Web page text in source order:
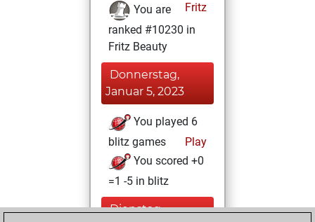
Fritz
You are
ranked #10230 in
Fritz Beauty
Donnerstag,
Januar 5, 2023
You played 6
blitz games
Play
You scored +0
=1 -5 in blitz
Dienstag,